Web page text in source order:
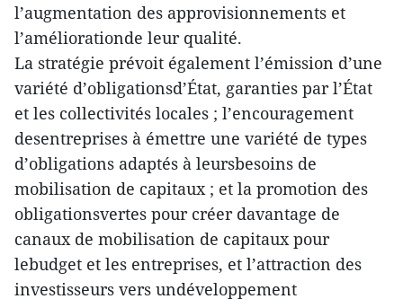
l’augmentation des approvisionnements et
l’améliorationde leur qualité.
La stratégie prévoit également l’émission d’une
variété d’obligationsd’État, garanties par l’État
et les collectivités locales ; l’encouragement
desentreprises à émettre une variété de types
d’obligations adaptés à leursbesoins de
mobilisation de capitaux ; et la promotion des
obligationsvertes pour créer davantage de
canaux de mobilisation de capitaux pour
lebudget et les entreprises, et l’attraction des
investisseurs vers undéveloppement